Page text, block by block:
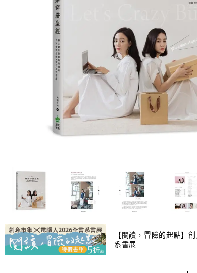
【閱讀，冒險的起點】
系書展